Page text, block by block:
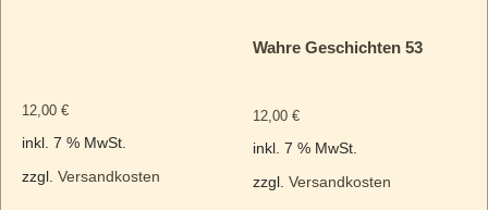
12,00 €
inkl. 7 % MwSt.
zzgl. Versandkosten
Wahre Geschichten 53
12,00€
inkl. 7 % MwSt.
zzgl.Versandkosten